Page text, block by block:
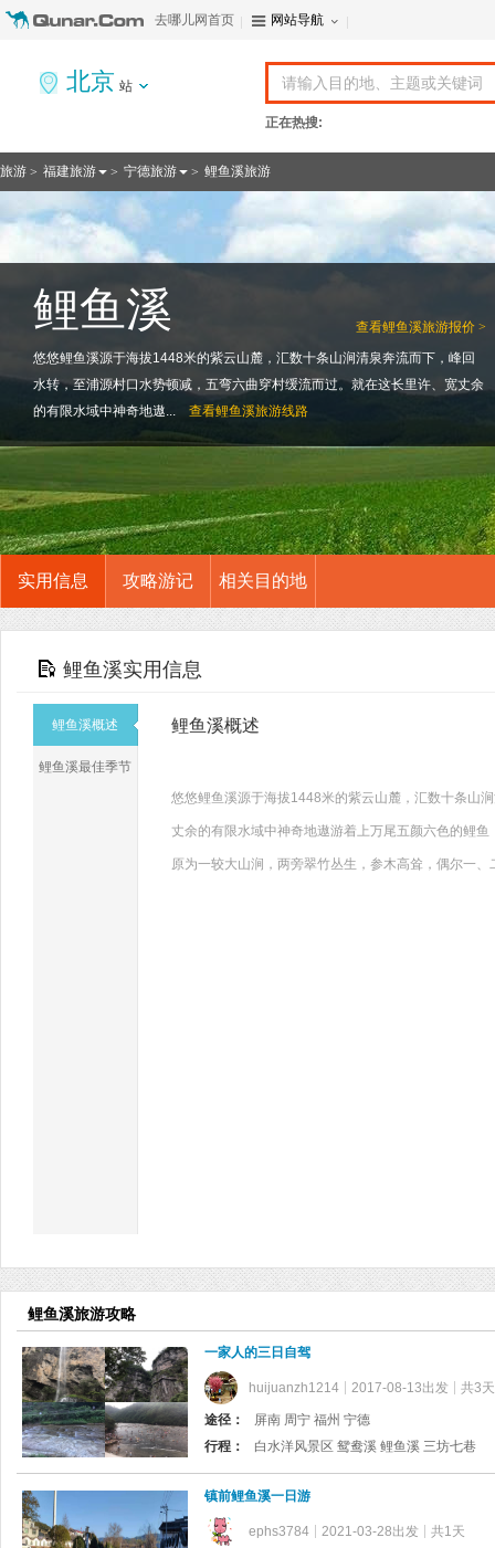
去哪儿网首页 网站导航
北京 站
正在热搜:
旅游 > 福建旅游 > 宁德旅游 > 鲤鱼溪旅游
查看鲤鱼溪旅游报价 >
鲤鱼溪
悠悠鲤鱼溪源于海拔1448米的紫云山麓，汇数十条山涧清泉奔流而下，峰回
水转，至浦源村口水势顿减，五弯六曲穿村缓流而过。就在这长里许、宽丈余
的有限水域中神奇地遨...
查看鲤鱼溪旅游线路
实用信息 攻略游记 相关目的地
鲤鱼溪实用信息
鲤鱼溪概述
鲤鱼溪最佳季节
鲤鱼溪概述
悠悠鲤鱼溪源于海拔1448米的紫云山麓，汇数十条山
丈余的有限水域中神奇地遨游着上万尾五颜六色的鲤
原为一较大山涧，两旁翠竹丛生，参木高耸，偶尔一
鲤鱼溪旅游攻略
一家人的三日自驾
huijuanzh1214 2017-08-13出发 共3天
途径：
屏南 周宁 福州 宁德
行程：
白水洋风景区 鸳鸯溪 鲤鱼溪 三坊七巷
镇前鲤鱼溪一日游
ephs3784 2021-03-28出发 共1天